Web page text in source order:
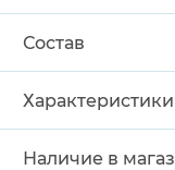
Состав
Характеристики
Наличие в